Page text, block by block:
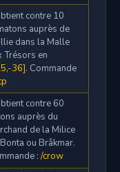
contre 10
auprès de
dans la Malle
Trésors en
36]. Commande
contre 60
auprès du
de la Milice
ou Brâkmar.
: /crow